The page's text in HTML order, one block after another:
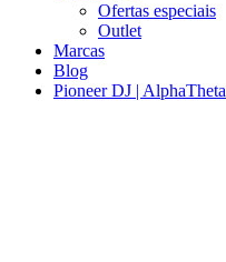
Ofertas especiais
Outlet
Marcas
Blog
Pioneer DJ | AlphaTheta